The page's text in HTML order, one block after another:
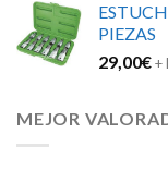
PIEZAS
29,00€+
MEJOR